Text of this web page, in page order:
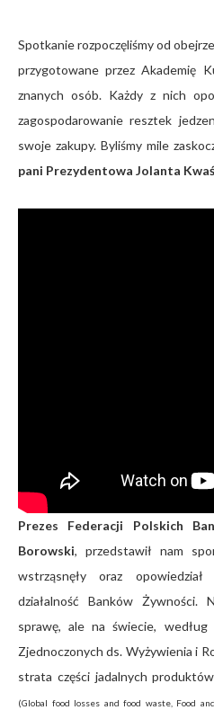
Spotkanie rozpoczęliśmy od
przygotowane przez Akademię
znanych osób. Każdy z nich
zagospodarowanie resztek
swoje zakupy. Byliśmy mile
pani Prezydentowa Jolanta
Prezes Federacji Polskich
Borowski, przedstawił nam
wstrząsnęły oraz
działalność Banków
sprawę, ale na świecie,
Zjednoczonych ds. Wyżywienia i
strata części jadalnych
(Global food losses and food waste, Food